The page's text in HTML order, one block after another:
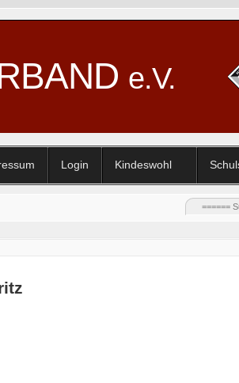
e.V.
Login Kindeswohl